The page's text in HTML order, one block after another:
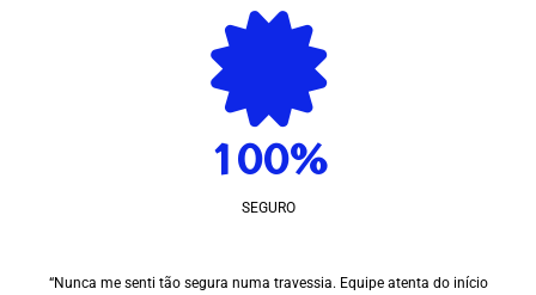
100%
SEGURO
“Nunca me senti tão segura numa travessia. Equipe atenta do início